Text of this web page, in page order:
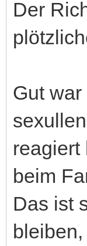
Der
Gut
reagiert
beim
Das ist